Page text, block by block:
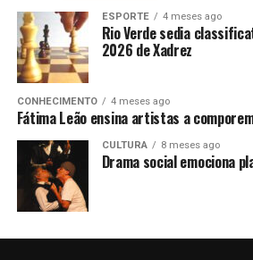
ESPORTE 4 meses ago
Rio Verde sedia
2026 de Xadrez
CONHECIMENTO 4 meses ago
Fátima Leão ensina artistas a
CULTURA 8 meses ago
Drama social emociona